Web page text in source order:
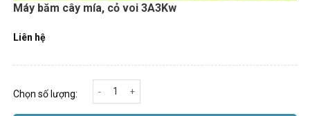
Máy băm cây mía, cỏ voi 3A3Kw
Liên hệ
Máy băm cây mía, cỏ voi 3A3Kw số lượng
Chọn số lượng: